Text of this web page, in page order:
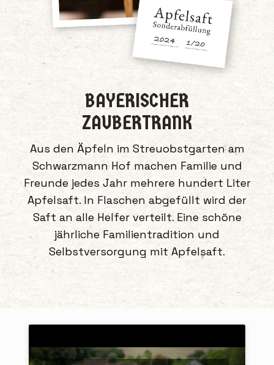
BAYERISCHER
ZAUBERTRANK
Aus den Äpfeln im Streuobstgarten am
Schwarzmann Hof machen Familie und
Freunde jedes Jahr mehrere hundert Liter
Apfelsaft. In Flaschen abgefüllt wird der
Saft an alle Helfer verteilt. Eine schöne
jährliche Familientradition und
Selbstversorgung mit Apfelsaft.